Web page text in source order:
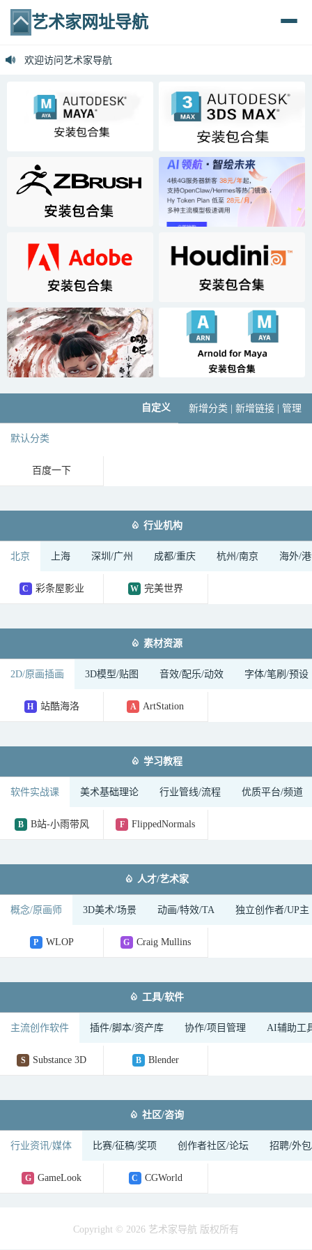
艺术家网址导航
 欢迎访问艺术家导航
自定义
默认分类
新增分类 新增链接 管理
百度一下
 行业机构
北京 上海 深圳/广州 成都/重庆 杭州/南京 海外/
C 彩条屋影业 W 完美世界
 素材资源
2D/原画插画 3D模型/贴图 音效/配乐/动效 字体/笔刷/预设
H 站酷海洛 A ArtStation
 学习教程
软件实战课 美术基础理论 行业管线/流程 优质平台/频道
B B站-小雨带风 F FlippedNormals
 人才/艺术家
概念/原画师 3D美术/场景 动画/特效/TA 独立创作者/UP主
P WLOP G Craig Mullins
 工具/软件
主流创作软件 插件/脚本/资产库 协作/项目管理 AI辅助工
S Substance 3D B Blender
 社区/咨询
行业资讯/媒体 比赛/征稿/奖项 创作者社区/论坛 招聘/外
G GameLook C CGWorld
Copyright © 2026 艺术家导航 版权所有